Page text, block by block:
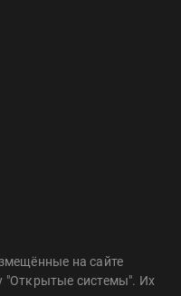
на сайте
"Открытые системы". Их